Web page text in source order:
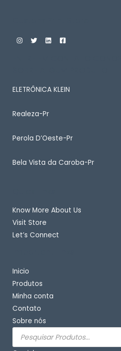
ELETRÔNICA KLEIN
Realeza-Pr
Perola D’Oeste-Pr
Bela Vista da Caroba-Pr
Know More About Us
Visit Store
Let’s Connect
Inicio
Produtos
Minha conta
Contato
Sobre nós
Pesquisar
produtos